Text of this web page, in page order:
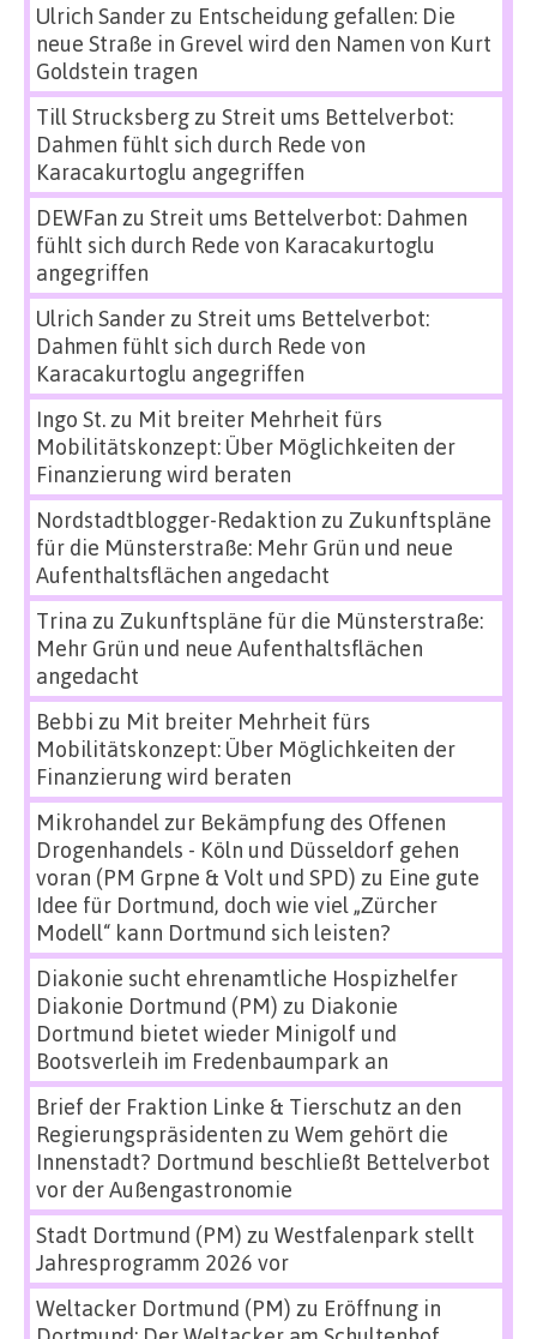
Ulrich Sanderzu Entscheidung gefallen: Die
neue Straße in Grevel wird den Namen von Kurt
Goldstein tragen
Till Strucksbergzu Streit ums Bettelverbot:
Dahmen fühlt sich durch Rede von
Karacakurtoglu angegriffen
DEWFan zu Streit ums Bettelverbot: Dahmen
fühlt sich durch Rede von Karacakurtoglu
angegriffen
Ulrich Sanderzu Streit ums Bettelverbot:
Dahmen fühlt sich durch Rede von
Karacakurtoglu angegriffen
Ingo St.zu Mit breiter Mehrheit fürs
Mobilitätskonzept: Über Möglichkeiten der
Finanzierung wird beraten
Nordstadtblogger-Redaktion zu Zukunftspläne
für die Münsterstraße: Mehr Grün und neue
Aufenthaltsflächen angedacht
Trina zu Zukunftspläne für die Münsterstraße:
Mehr Grün und neue Aufenthaltsflächen
angedacht
Bebbi zu Mit breiter Mehrheit fürs
Mobilitätskonzept: Über Möglichkeiten der
Finanzierung wird beraten
Mikrohandel zur Bekämpfung des Offenen
Drogenhandels - Köln und Düsseldorf gehen
voran (PM Grpne & Volt und SPD) zu Eine gute
Idee für Dortmund, doch wie viel „Zürcher
Modell“ kann Dortmund sich leisten?
Diakonie sucht ehrenamtliche Hospizhelfer
Diakonie Dortmund (PM) zu Diakonie
Dortmund bietet wieder Minigolf und
Bootsverleih im Fredenbaumpark an
Brief der Fraktion Linke & Tierschutz an den
Regierungspräsidenten zu Wem gehört die
Innenstadt? Dortmund beschließt Bettelverbot
vor der Außengastronomie
Stadt Dortmund (PM) zu Westfalenpark stellt
Jahresprogramm 2026 vor
Weltacker Dortmund (PM) zu Eröffnung in